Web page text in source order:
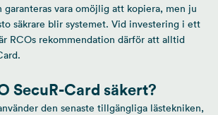
garanteras vara omöjlig att kopiera, men ju
säkrare blir systemet. Vid investering i ett
RCOs rekommendation därför att alltid
SecuR-Card säkert?
den senaste tillgängliga lästekniken,